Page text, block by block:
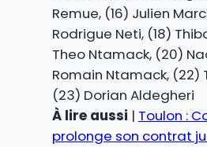
Remue, (16) Julien
Rodrigue Neti, (18)
Theo Ntamack, (20)
Romain Ntamack, (22)
(23) Dorian Aldegheri
À lire aussi | Toulon :
prolonge son contrat